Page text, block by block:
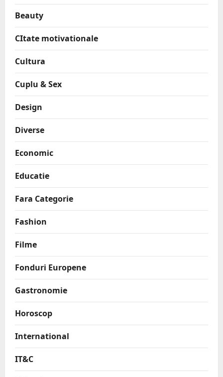
Beauty
CItate motivationale
Cultura
Cuplu & Sex
Design
Diverse
Economic
Educatie
Fara Categorie
Fashion
Filme
Fonduri Europene
Gastronomie
Horoscop
International
IT&C